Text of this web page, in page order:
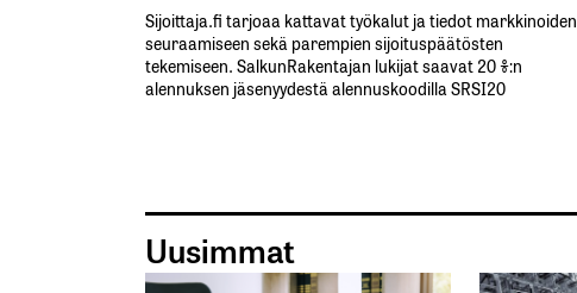
Sijoittaja.fi tarjoaa kattavat työkalut ja tiedot markkinoiden
seuraamiseen sekä parempien sijoituspäätösten
tekemiseen. SalkunRakentajan lukijat saavat 20 %:n
alennuksen jäsenyydestä alennuskoodilla SRSI20
Uusimmat